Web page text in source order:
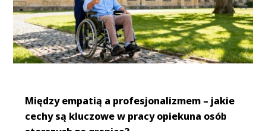
Między empatią a profesjonalizmem – jakie
cechy są kluczowe w pracy opiekuna osób